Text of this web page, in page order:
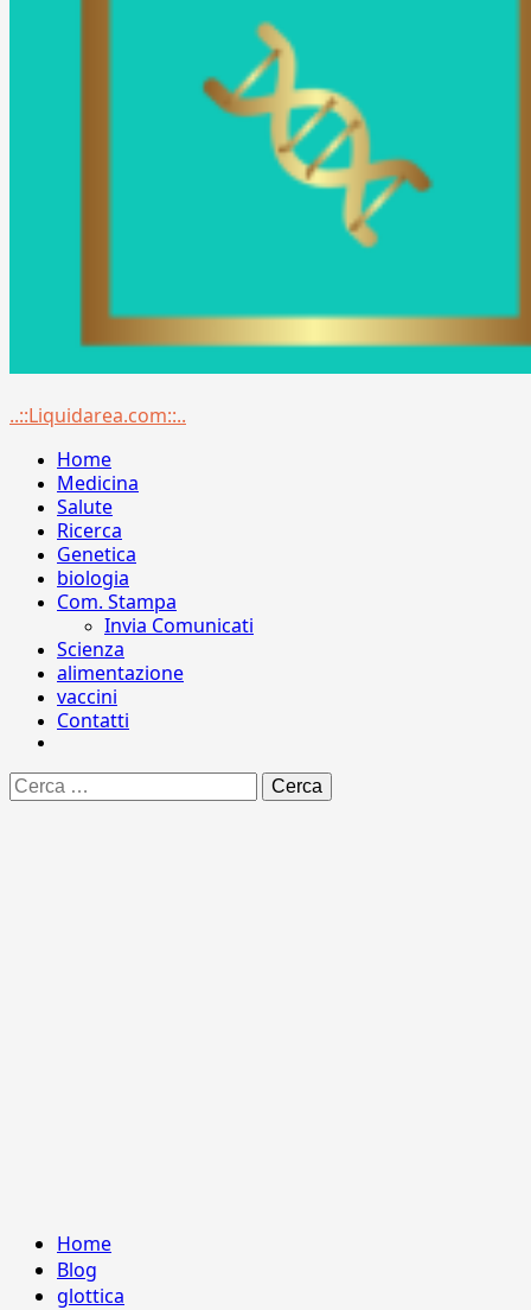
Menu
..::Liquidarea.com::..
Home
Medicina
Salute
Ricerca
Genetica
biologia
Com. Stampa
Invia Comunicati
Scienza
alimentazione
vaccini
Contatti
Ricerca
per:
Home
Blog
glottica